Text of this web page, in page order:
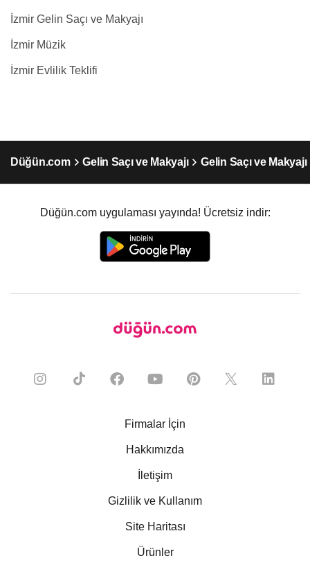
İzmir Gelin Saçı ve Makyajı
İzmir Müzik
İzmir Evlilik Teklifi
Düğün.com Gelin Saçı ve Makyajı Gelin Saçı ve Makyajı
Düğün.com uygulaması yayında! Ücretsiz indir:
Firmalar İçin
Hakkımızda
İletişim
Gizlilik ve Kullanım
Site Haritası
Ürünler